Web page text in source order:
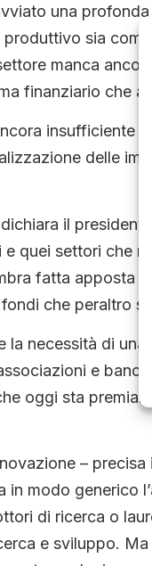
una
sia
manca
finanziario che
insufficiente
delle
il
quei settori che
fatta apposta
che peraltro
necessità di una
e
oggi sta
–
in modo generico
di ricerca o
e sviluppo.